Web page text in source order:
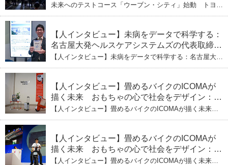
未来へのテストコース「ウーブン・シティ」始動 トヨタ
【人インタビュー】未病をデータで科学する：
名古屋大発ヘルスケアシステムズの代表取締役
社長・瀧本陽介 郵送検査で挑む健康の未来
【人インタビュー】未病をデータで科学する：名古屋大発
【人インタビュー】畳めるバイクのICOMAが
描く未来 おもちゃの心で社会をデザイン：株
式会社ICOMAの代表取締役・生駒崇光
（下）おもちゃで社会を変える、「トイボック
【人インタビュー】畳めるバイクのICOMAが描く未来
イボックス」というデザインメソッド
【人インタビュー】畳めるバイクのICOMAが
描く未来 おもちゃの心で社会をデザイン：株
式会社ICOMAの代表取締役・生駒崇光
【人インタビュー】畳めるバイクのICOMAが描く未来